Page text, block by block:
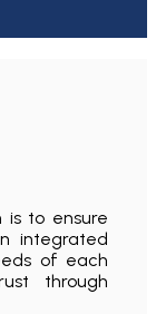
is to ensure
integrated
of each
through